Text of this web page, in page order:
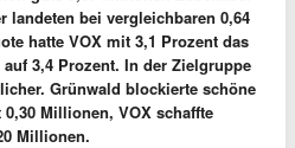
landeten bei vergleichbaren 0,64
hatte VOX mit 3,1 Prozent das
3,4 Prozent. In der Zielgruppe
Grünwald blockierte schöne
Millionen, VOX schaffte
Millionen.